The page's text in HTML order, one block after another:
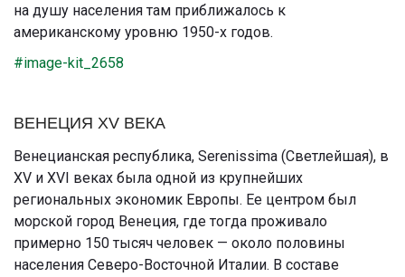
на душу населения там приближалось к
американскому уровню 1950-х годов.
#image-kit_2658
ВЕНЕЦИЯ XV ВЕКА
Венецианская республика, Serenissima (Светлейшая), в
XV и XVI веках была одной из крупнейших
региональных экономик Европы. Ее центром был
морской город Венеция, где тогда проживало
примерно 150 тысяч человек — около половины
населения Северо-Восточной Италии. В составе